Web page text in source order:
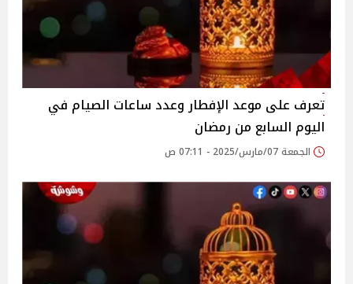
تعرف على موعد الإفطار وعدد ساعات الصيام في
اليوم السابع من رمضان
الجمعة 07/مارس/2025 - 07:11 ص